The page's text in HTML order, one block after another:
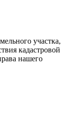
участка,
кадастровой
нашего